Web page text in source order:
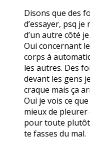
Disons que des
d’essayer, psq je
d’un autre côté
Oui concernant
corps à
les autres. Des
devant les gens
craque mais ça
Oui je vois ce
mieux de
pour toute plutôt
te fasses du mal.